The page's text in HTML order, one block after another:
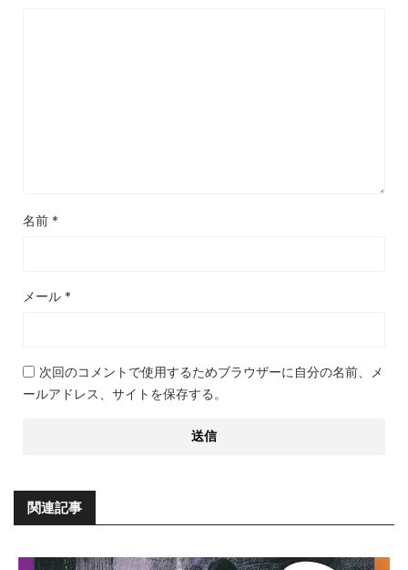
名前 *
メール *
次回のコメントで使用するためブラウザーに自分の名前、メ
ールアドレス、サイトを保存する。
関連記事